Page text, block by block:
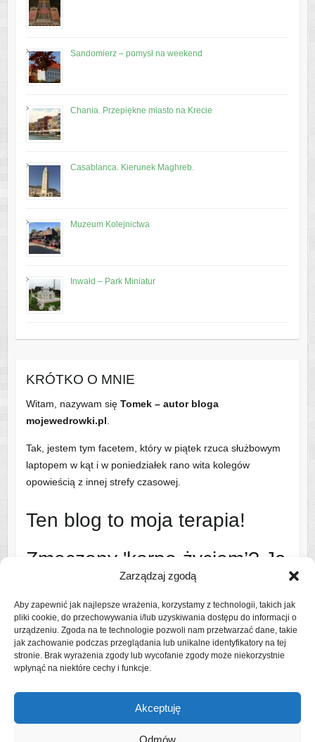
Zarządzaj zgodą
Aby zapewnić jak najlepsze wrażenia, korzystamy z technologii, takich jak
pliki cookie, do przechowywania i/lub uzyskiwania dostępu do informacji o
urządzeniu. Zgoda na te technologie pozwoli nam przetwarzać dane, takie
jak zachowanie podczas przeglądania lub unikalne identyfikatory na tej
stronie. Brak wyrażenia zgody lub wycofanie zgody może niekorzystnie
wpłynąć na niektóre cechy i funkcje.
Akceptuję
Odmów
Sandomierz – pomysł na weekend
Chania. Przepiękne miasto na Krecie
Casablanca. Kierunek Maghreb.
Muzeum Kolejnictwa
Inwałd – Park Miniatur
KRÓTKO O MNIE
Witam, nazywam się Tomek – autor bloga
mojewedrowki.pl.
Tak, jestem tym facetem, który w piątek rzuca służbowym
laptopem w kąt i w poniedziałek rano wita kolegów
opowieścią z innej strefy czasowej.
Ten blog to moja terapia!
Zmęczony 'korpo-życiem’? Ja
też!
Dlatego ruszam na szlak i w świat – najczęściej z bandą
uroczych, ale wymagających współtowarzyszy podróży
(czytaj: rodziną).